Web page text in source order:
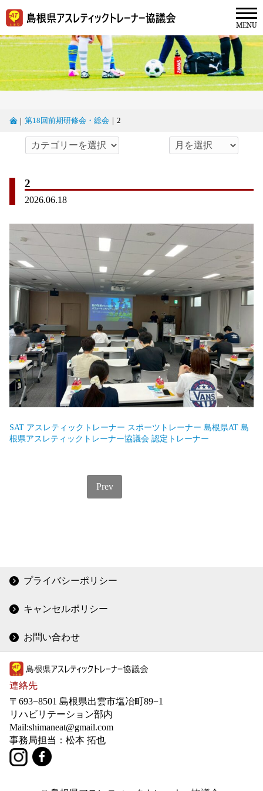
｜ 第18回前期研修会・総会 2
2
2026.06.18
SAT アスレティックトレーナー スポーツトレーナー 島根県AT 島
根県アスレティックトレーナー協議会 認定トレーナー
Prev
プライバシーポリシー
キャンセルポリシー
お問い合わせ
連絡先
〒693−8501 島根県出雲市塩冶町89−1
リハビリテーション部内
Mail:shimaneat@gmail.com
事務局担当：松本 拓也